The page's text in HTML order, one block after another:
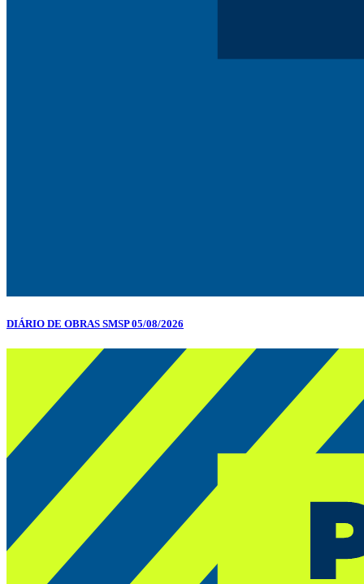
DIÁRIO DE OBRAS SMSP 05/08/2026